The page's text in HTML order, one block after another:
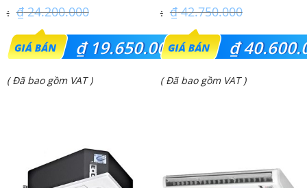
₫24.200.000
Giá
gốc
là:
₫19.650.000
Giá
₫ 19.650.000.
( Đã bao gồm VAT )
₫42.750.000
Giá
gốc
là:
₫
Giá
₫ 40.600.000.
( Đã bao gồm VAT )